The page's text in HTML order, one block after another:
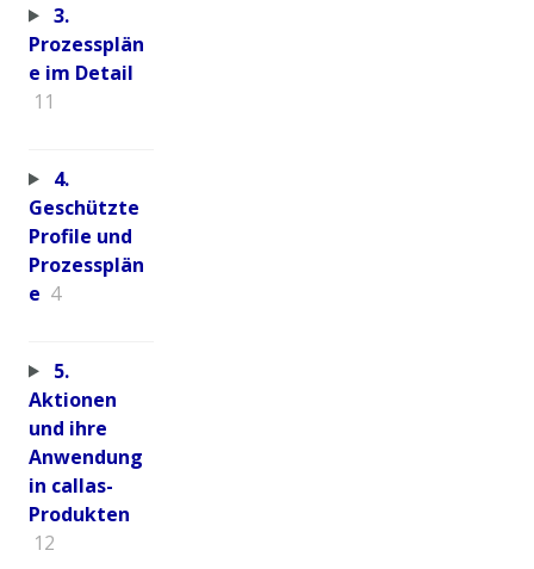
3.
Prozessplän
e im Detail
11
4.
Geschützte
Profile und
Prozessplän
e 4
5.
Aktionen
und ihre
Anwendung
in callas-
Produkten
12